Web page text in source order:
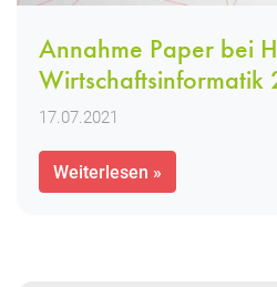
Annahme Paper bei
Wirtschaftsinformatik
17.07.2021
Weiterlesen »